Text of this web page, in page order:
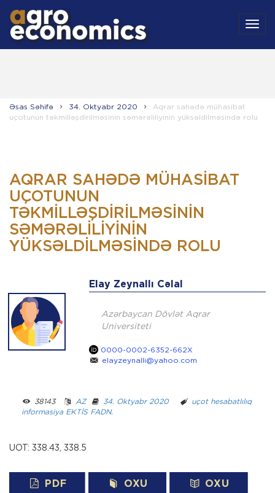
Əsas Səhifə 34. Oktyabr 2020
Aqrar sahədə mühasibat
uçotunun təkmilləşdirilməsinin səmərəliliyinin yüksəldilməsində rolu
AQRAR SAHƏDƏ MÜHASIBAT
UÇOTUNUN
TƏKMILLƏŞDIRILMƏSININ
SƏMƏRƏLILIYININ
YÜKSƏLDILMƏSINDƏ ROLU
Elay Zeynallı Cəlal
Azərbaycan Dövlət Aqrar
Universiteti
0000-0002-6352-662X
elayzeynalli@yahoo.com
38143 ­ ­ AZ­ ­ 34. Oktyabr 2020 uçot hesabatlılıq
informasiya EKTİS FADN.
UOT: 338.43, 338.5
PDF OXU OXU